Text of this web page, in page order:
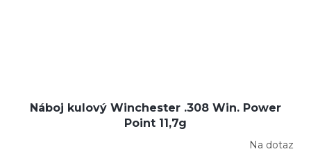
Náboj kulový Winchester .308 Win. Power
Point 11,7g
Na dotaz